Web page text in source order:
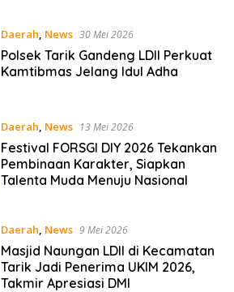
Daerah, News 30 Mei 2026
Polsek Tarik Gandeng LDII Perkuat
Kamtibmas Jelang Idul Adha
Daerah, News 13 Mei 2026
Festival FORSGI DIY 2026 Tekankan
Pembinaan Karakter, Siapkan
Talenta Muda Menuju Nasional
Daerah, News 9 Mei 2026
Masjid Naungan LDII di Kecamatan
Tarik Jadi Penerima UKIM 2026,
Takmir Apresiasi DMI